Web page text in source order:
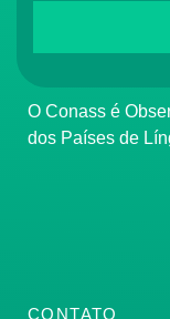
O Conass é
dos Países de
CONTATO